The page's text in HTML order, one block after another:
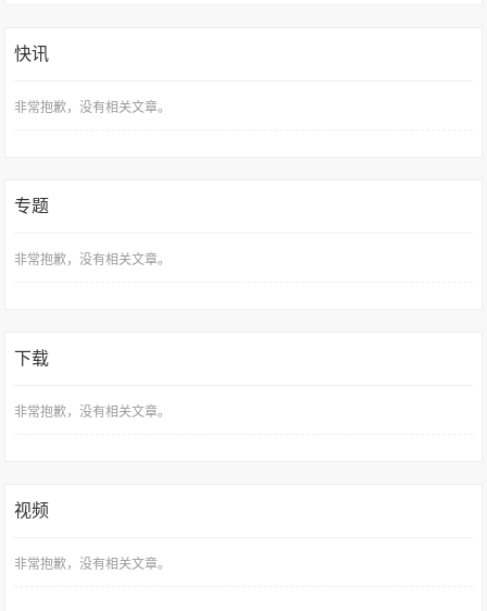
快讯
非常抱歉，没有相关文章。
专题
非常抱歉，没有相关文章。
下载
非常抱歉，没有相关文章。
视频
非常抱歉，没有相关文章。